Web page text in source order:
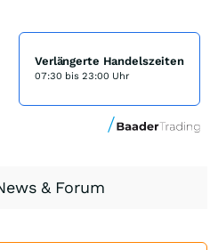
Verlängerte Handelszeiten
07:30 bis 23:00 Uhr
& Forum